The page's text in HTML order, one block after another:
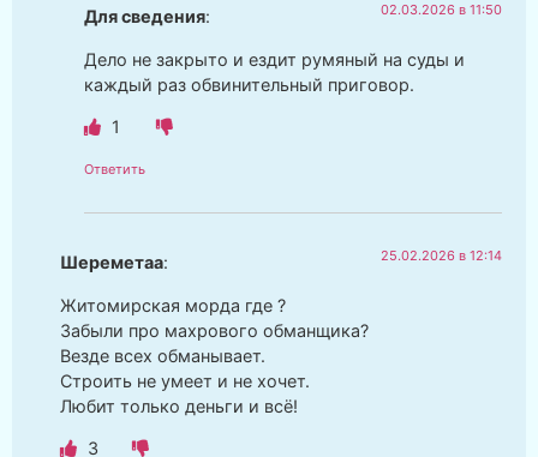
Для сведения: 02.03.2026 в 11:50
Дело не закрыто и ездит румяный на суды и
каждый раз обвинительный приговор.
1
Ответить
Шереметаа: 25.02.2026 в 12:14
Житомирская морда где ?
Забыли про махрового обманщика?
Везде всех обманывает.
Строить не умеет и не хочет.
Любит только деньги и всё!
3